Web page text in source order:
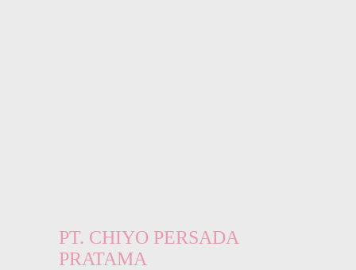
PT. CHIYO PERSADA
PRATAMA